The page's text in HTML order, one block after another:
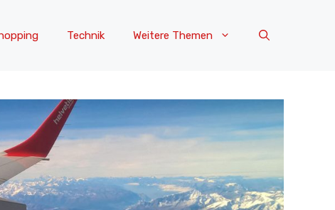
Technik Weitere Themen